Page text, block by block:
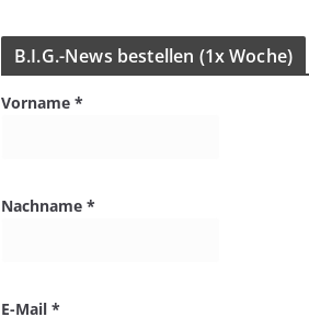
B.I.G.-News bestel­len (1x Woche)
Vorname *
Nachname *
E-Mail *